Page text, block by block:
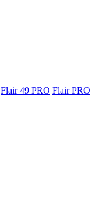
Flair 49 PRO Flair PRO